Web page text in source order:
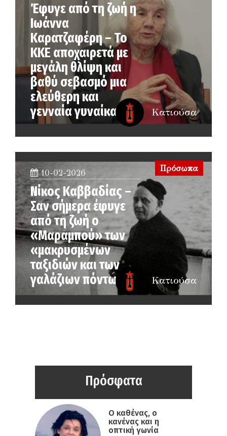
Έφυγε από τη ζωή η
Ιωάννα
Καρατζαφέρη – Το
ΚΚΕ αποχαιρετά με
μεγάλη θλίψη και
βαθύ σεβασμό μια
ελεύθερη και
γενναία γυναίκα
Κατιούσα
10-02-2026
Νίκος Καββαδίας –
Σαν σήμερα έφυγε
από τη ζωή ο
«Μαραμπού» των
«μακρυσμένων
ταξιδιών και των
γαλάζιων πόντων»
Πρόσωπα
Κατιούσα
Πρόσφατα
Ο καθένας, ο
κανένας και η
οπτική γωνία